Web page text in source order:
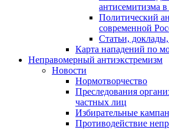
антисемитизма
Политический
современной
Статьи,
Карта нападений по
Неправомерный антиэкстремизм
Новости
Нормотворчество
Преследования
частных лиц
Избирательные
Противодействие